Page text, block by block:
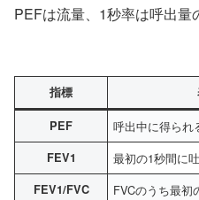
PEFは流量、1秒率は呼出量
指標
PEF 呼出中に得られ
FEV1 最初の1秒間に
FEV1/FVC FVCのうち最初